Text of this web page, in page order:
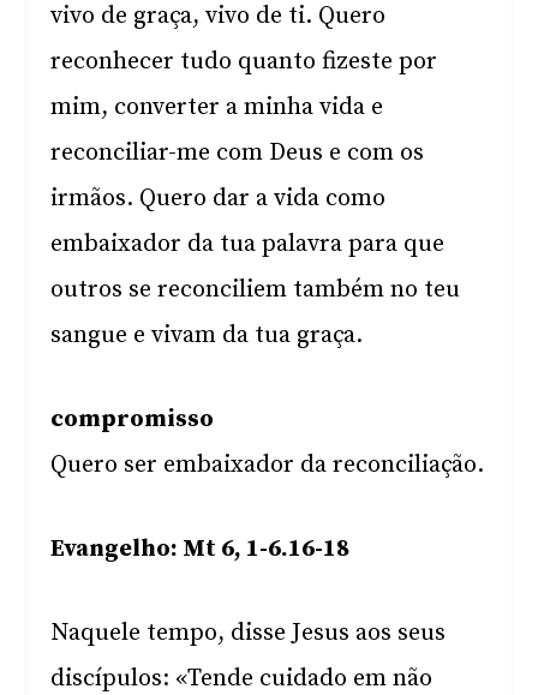
vivo de graça, vivo de ti. Quero
reconhecer tudo quanto fizeste por
mim, converter a minha vida e
reconciliar-me com Deus e com os
irmãos. Quero dar a vida como
embaixador da tua palavra para que
outros se reconciliem também no teu
sangue e vivam da tua graça.
compromisso
Quero ser embaixador da reconciliação.
Evangelho: Mt 6, 1-6.16-18
Naquele tempo, disse Jesus aos seus
discípulos: «Tende cuidado em não